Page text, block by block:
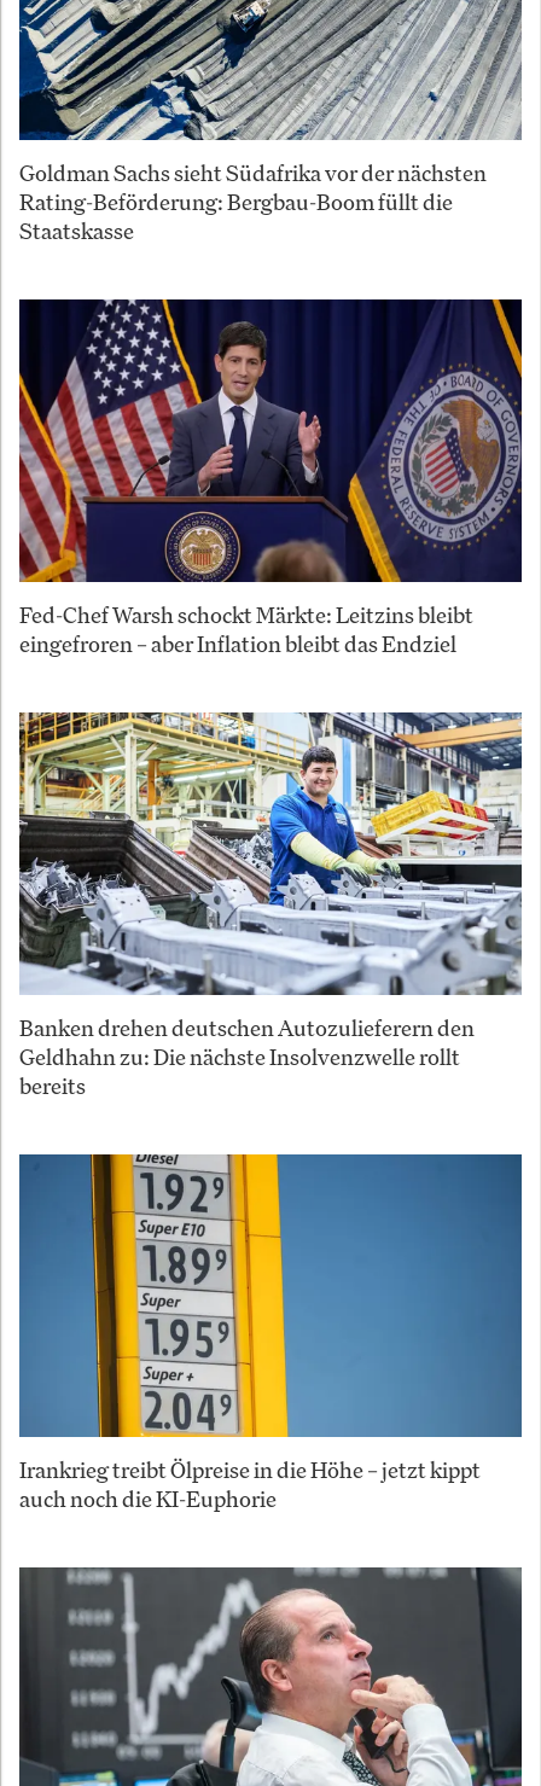
Goldman Sachs sieht Südafrika vor der nächsten
Rating-Beförderung: Bergbau-Boom füllt die
Staatskasse
Fed-Chef Warsh schockt Märkte: Leitzins bleibt
eingefroren – aber Inflation bleibt das Endziel
Banken drehen deutschen Autozulieferern den
Geldhahn zu: Die nächste Insolvenzwelle rollt
bereits
Irankrieg treibt Ölpreise in die Höhe – jetzt kippt
auch noch die KI-Euphorie